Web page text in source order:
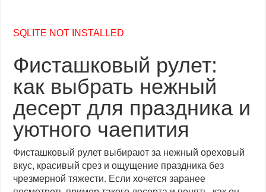
SQLITE NOT INSTALLED
Фисташковый рулет:
как выбрать нежный
десерт для праздника и
уютного чаепития
Фисташковый рулет выбирают за нежный ореховый
вкус, красивый срез и ощущение праздника без
чрезмерной тяжести. Если хочется заранее